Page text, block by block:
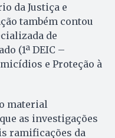
da Justiça e
também contou
de
(1ª DEIC –
e Proteção à
material
as investigações
ramificações da